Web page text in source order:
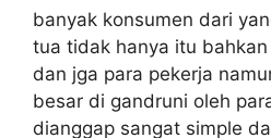
banyak konsumen dari
tua tidak hanya itu
dan jga para pekerja
besar di gandruni oleh
dianggap sangat simple